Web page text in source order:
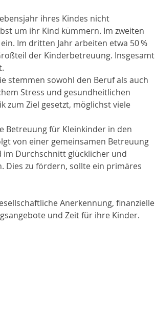
ihres Kindes nicht
um ihr Kind kümmern. Im zweiten
Im dritten Jahr arbeiten etwa 50 %
der Kinderbetreuung. Insgesamt
stemmen sowohl den Beruf als auch
Stress und gesundheitlichen
zum Ziel gesetzt, möglichst viele
Betreuung für Kleinkinder in den
von einer gemeinsamen Betreuung
im Durchschnitt glücklicher und
Dies zu fördern, sollte ein primäres
Anerkennung, finanzielle
und Zeit für ihre Kinder.